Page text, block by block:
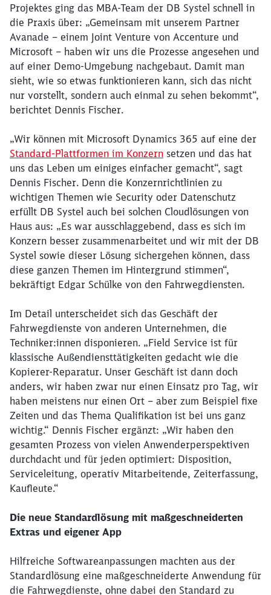
Projektes ging das MBA-Team der DB Systel schnell in
die Praxis über: „Gemeinsam mit unserem Partner
Avanade – einem Joint Venture von Accenture und
Microsoft – haben wir uns die Prozesse angesehen und
auf einer Demo-Umgebung nachgebaut. Damit man
sieht, wie so etwas funktionieren kann, sich das nicht
nur vorstellt, sondern auch einmal zu sehen bekommt“,
berichtet Dennis Fischer.
„Wir können mit Microsoft Dynamics 365 auf eine der
Standard-Plattformen im Konzern setzen und das hat
uns das Leben um einiges einfacher gemacht“, sagt
Dennis Fischer. Denn die Konzernrichtlinien zu
wichtigen Themen wie Security oder Datenschutz
erfüllt DB Systel auch bei solchen Cloudlösungen von
Haus aus: „Es war ausschlaggebend, dass es sich im
Konzern besser zusammenarbeitet und wir mit der DB
Systel sowie dieser Lösung sichergehen können, dass
diese ganzen Themen im Hintergrund stimmen“,
bekräftigt Edgar Schülke von den Fahrwegdiensten.
Im Detail unterscheidet sich das Geschäft der
Fahrwegdienste von anderen Unternehmen, die
Techniker:innen disponieren. „Field Service ist für
klassische Außendiensttätigkeiten gedacht wie die
Kopierer-Reparatur. Unser Geschäft ist dann doch
anders, wir haben zwar nur einen Einsatz pro Tag, wir
haben meistens nur einen Ort – aber zum Beispiel fixe
Zeiten und das Thema Qualifikation ist bei uns ganz
wichtig.“ Dennis Fischer ergänzt: „Wir haben den
gesamten Prozess von vielen Anwenderperspektiven
durchdacht und für jeden optimiert: Disposition,
Serviceleitung, operativ Mitarbeitende, Zeiterfassung,
Kaufleute.“
Die neue Standardlösung mit maßgeschneiderten
Extras und eigener App
Hilfreiche Softwareanpassungen machten aus der
Standardlösung eine maßgeschneiderte Anwendung für
die Fahrwegdienste, ohne dabei den Standard zu